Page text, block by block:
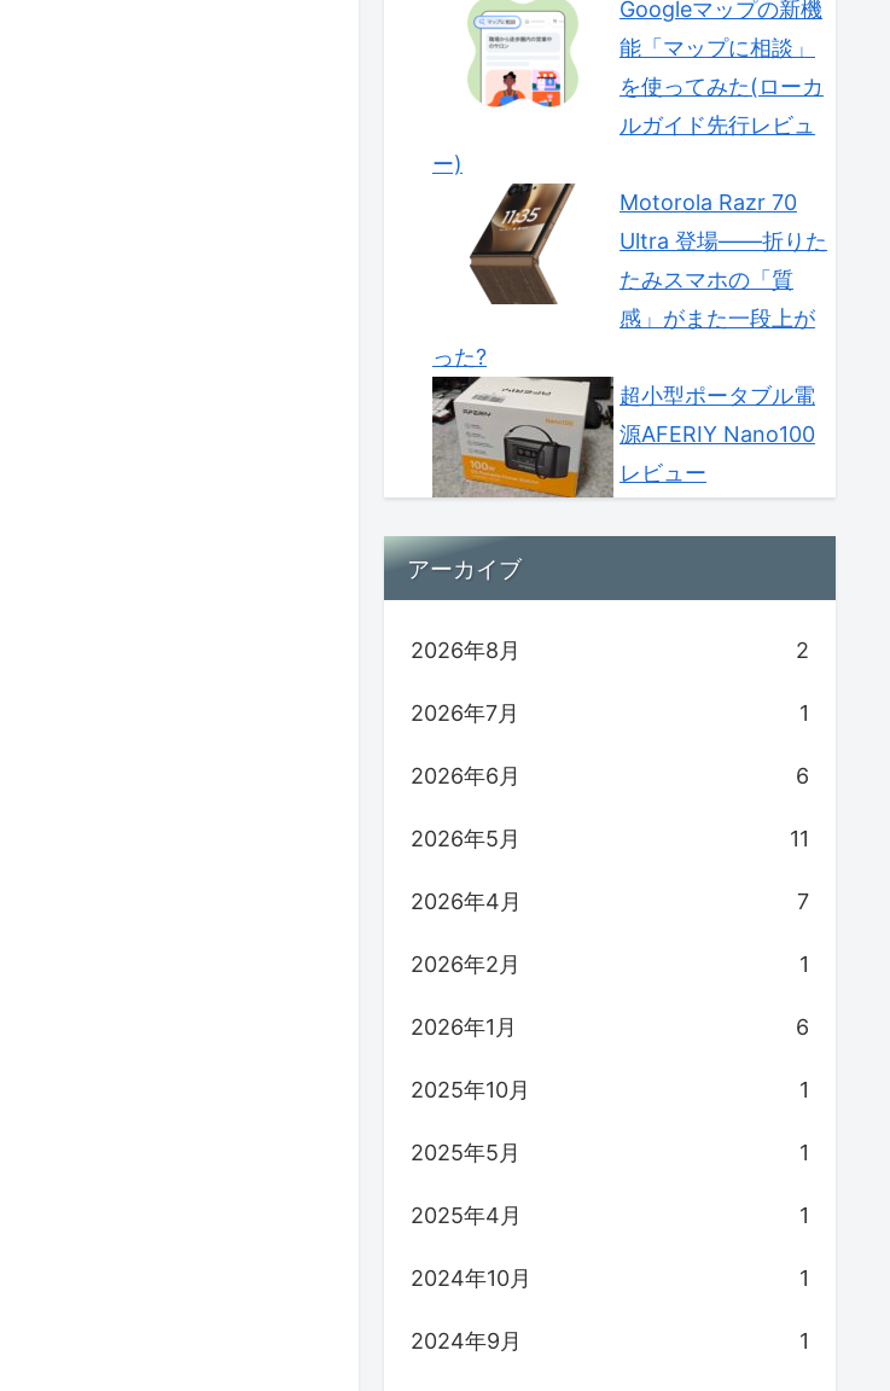
Googleマップの新機
能「マップに相談」
を使ってみた(ローカ
ルガイド先行レビュ
ー)
Motorola Razr 70
Ultra 登場——折りた
たみスマホの「質
感」がまた一段上が
った?
超小型ポータブル電
源AFERIY Nano100
レビュー
アーカイブ
2026年8月 2
2026年7月 1
2026年6月 6
2026年5月 11
2026年4月 7
2026年2月 1
2026年1月 6
2025年10月 1
2025年5月 1
2025年4月 1
2024年10月 1
2024年9月 1